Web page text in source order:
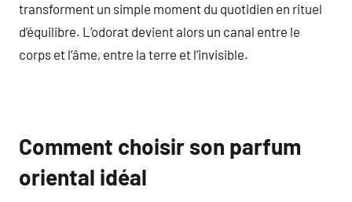
transforment un simple moment du quotidien en rituel
d’équilibre. L’odorat devient alors un canal entre le
corps et l’âme, entre la terre et l’invisible.
Comment choisir son parfum
oriental idéal